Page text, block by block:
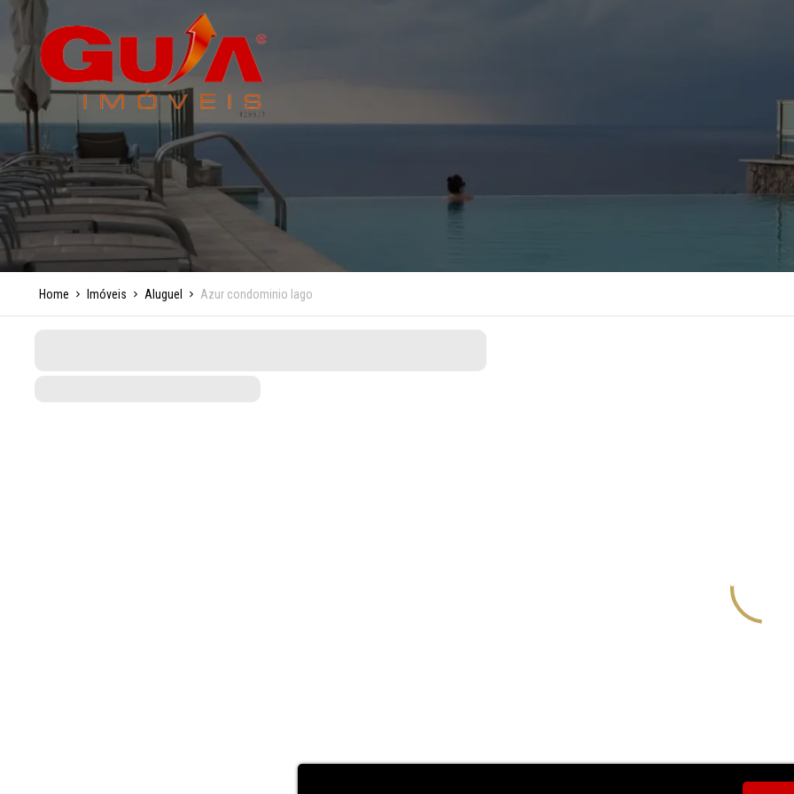
Home Imóveis Aluguel Azur condominio lago